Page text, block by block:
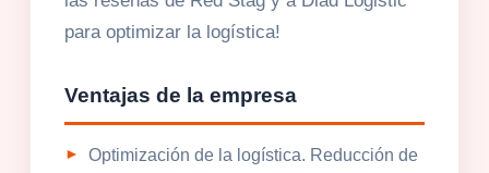
para optimizar la logística!
Ventajas de la empresa
Optimización de la logística. Reducción de